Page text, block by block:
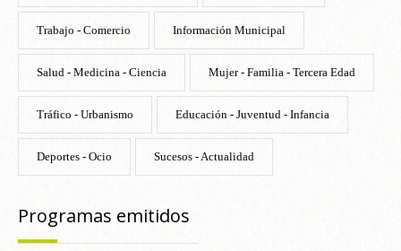
Trabajo - Comercio Información Municipal
Salud - Medicina - Ciencia Mujer - Familia - Tercera Edad
Tráfico - Urbanismo Educación - Juventud - Infancia
Deportes - Ocio Sucesos - Actualidad
Programas emitidos